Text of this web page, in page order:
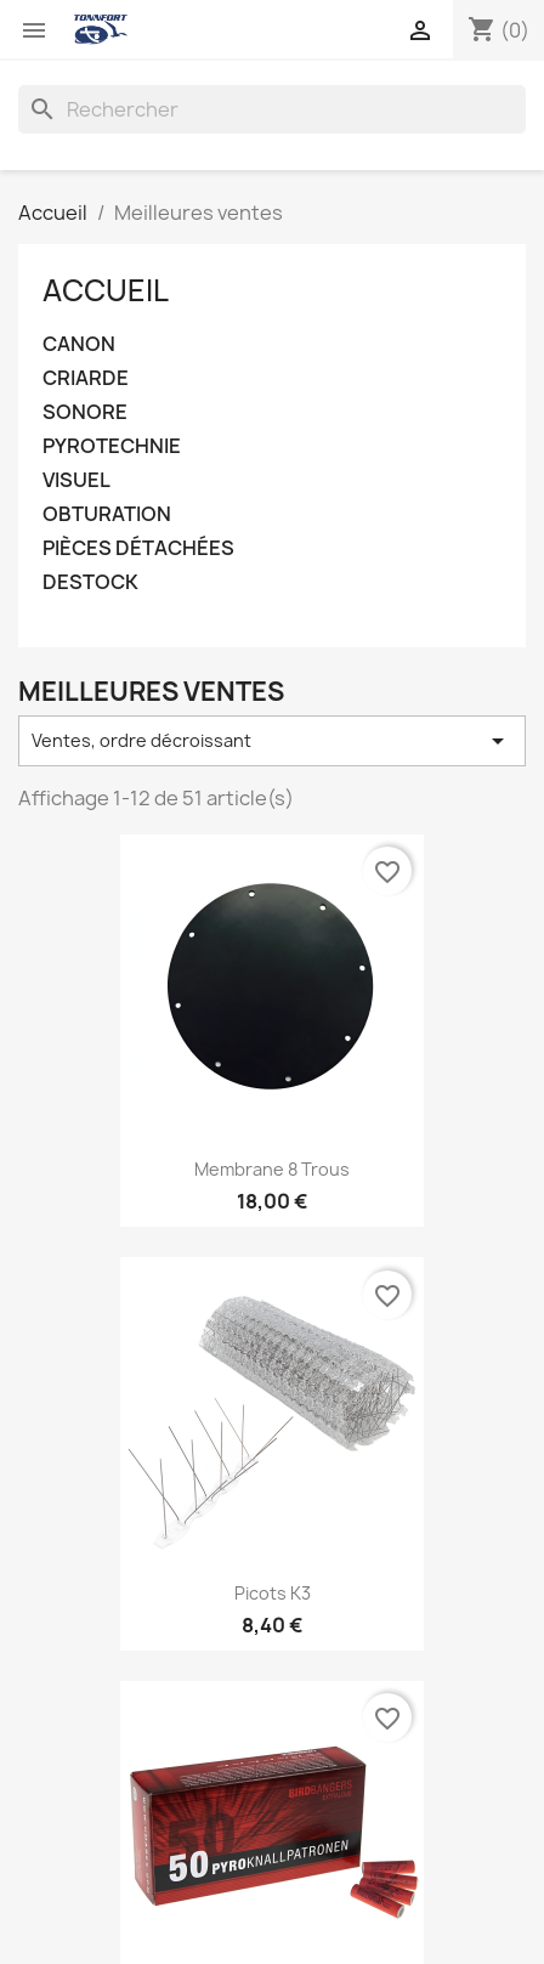
 shopping_cart (0)

search
Accueil Meilleures ventes
ACCUEIL
CANON
CRIARDE
SONORE
PYROTECHNIE
VISUEL
OBTURATION
PIÈCES DÉTACHÉES
DESTOCK
MEILLEURES VENTES
Ventes, ordre décroissant 
Affichage 1-12 de 51 article(s)
Membrane 8 Trous
18,00 €
favorite_border
Picots K3
8,40 €
favorite_border
favorite_border